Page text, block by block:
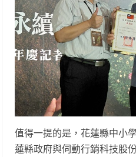
值得一提的是，花蓮縣中小
蓮縣政府與伺動行銷科技股